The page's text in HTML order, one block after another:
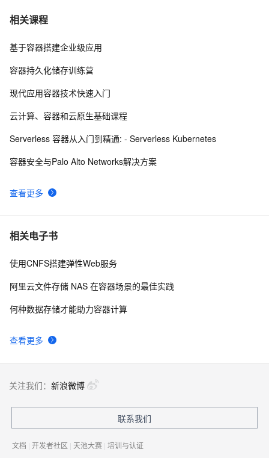
7 使用阿里云容器服务Jenkins 2.0实现持续集成之
8 理解Docker容器的进程管理
微服务应用
10使用Delve进行Golang代码的调试
相关课程
查看更多
基于容器搭建企业级应用
容器持久化储存训练营
现代应用容器技术快速入门
云计算、容器和云原生基础课程
Serverless 容器从入门到精通: - Serverless Kubernetes
容器安全与Palo Alto Networks解决方案
相关电子书
查看更多
使用CNFS搭建弹性Web服务
阿里云文件存储 NAS 在容器场景的最佳实践
何种数据存储才能助力容器计算
关注我们： 新浪微博
联系我们
文档 | 开发者社区 | 天池大赛 | 培训与认证